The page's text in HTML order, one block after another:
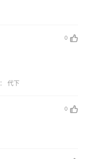
0
： 代下
0